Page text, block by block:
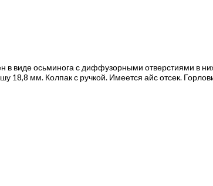
виде осьминога с диффузорными отверстиями в
18,8 мм. Колпак с ручкой. Имеется айс отсек.